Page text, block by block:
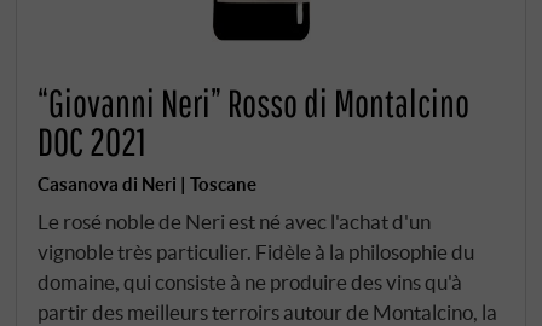
“Giovanni Neri” Rosso di Montalcino
DOC 2021
Casanova di Neri | Toscane
Le rosé noble de Neri est né avec l'achat d'un
vignoble très particulier. Fidèle à la philosophie du
domaine, qui consiste à ne produire des vins qu'à
partir des meilleurs terroirs autour de Montalcino, la